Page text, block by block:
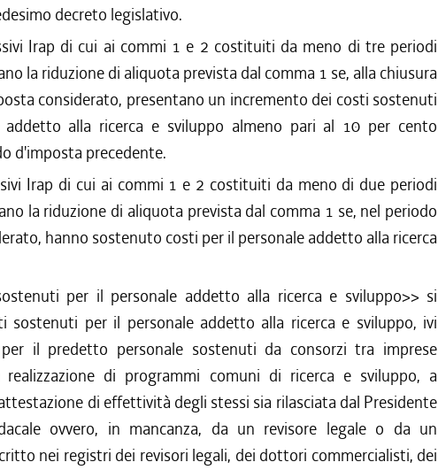
decreto legislativo.
Irap di cui ai commi 1 e 2 costituiti da meno di tre periodi
la riduzione di aliquota prevista dal comma 1 se, alla chiusura
considerato, presentano un incremento dei costi sostenuti
addetto alla ricerca e sviluppo almeno pari al 10 per cento
d'imposta precedente.
Irap di cui ai commi 1 e 2 costituiti da meno di due periodi
la riduzione di aliquota prevista dal comma 1 se, nel periodo
hanno sostenuto costi per il personale addetto alla ricerca
per il personale addetto alla ricerca e sviluppo>> si
sostenuti per il personale addetto alla ricerca e sviluppo, ivi
il predetto personale sostenuti da consorzi tra imprese
di programmi comuni di ricerca e sviluppo, a
di effettività degli stessi sia rilasciata dal Presidente
ovvero, in mancanza, da un revisore legale o da un
nei registri dei revisori legali, dei dottori commercialisti, dei